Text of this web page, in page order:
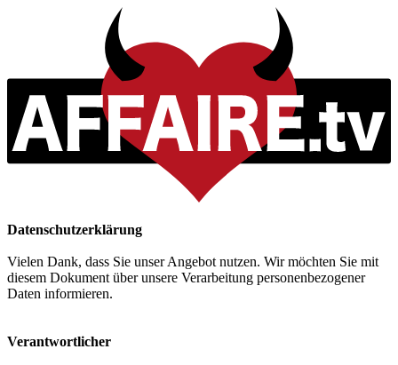
Datenschutzerklärung
Vielen Dank, dass Sie unser Angebot nutzen. Wir möchten Sie mit
diesem Dokument über unsere Verarbeitung personenbezogener
Daten informieren.
Verantwortlicher